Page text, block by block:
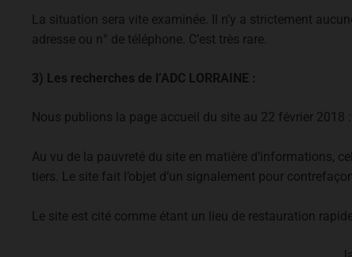
La situation sera vite examinée. Il n’y a strictement
adresse ou n° de téléphone. C’est très rare.
3) Les recherches de l’ADC LORRAINE :
Nous publions la page accueil du site au 22 février 2018 :
Au vu de la pauvreté du site en matière d’informations,
tiers. Le site fait l’objet d’un signalement pour contrefaçon
Le site est cité comme étant un lieu de restauration